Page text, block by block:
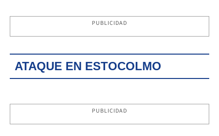
PUBLICIDAD
ATAQUE EN ESTOCOLMO
PUBLICIDAD